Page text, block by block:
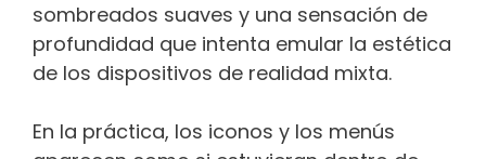
sombreados suaves y una sensación de
profundidad que intenta emular la estética
de los dispositivos de realidad mixta.
En la práctica, los iconos y los menús